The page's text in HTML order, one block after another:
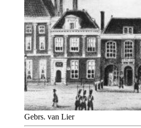
Gebrs. van Lier